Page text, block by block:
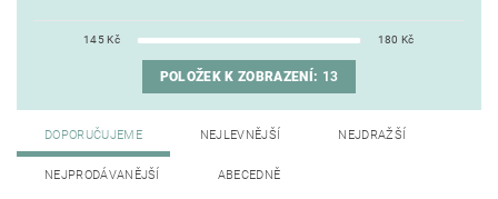
145Kč 180 Kč
POLOŽEK K ZOBRAZENÍ: 13
DOPORUČUJEME NEJLEVNĚJŠÍ NEJDRAŽŠÍ
NEJPRODÁVANĚJŠÍ ABECEDNĚ